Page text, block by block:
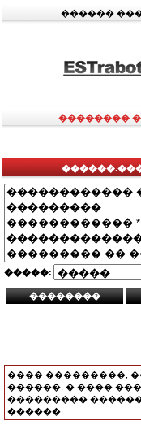
������
��������
�����:
���� ���������,
������, � ����
���������
������.